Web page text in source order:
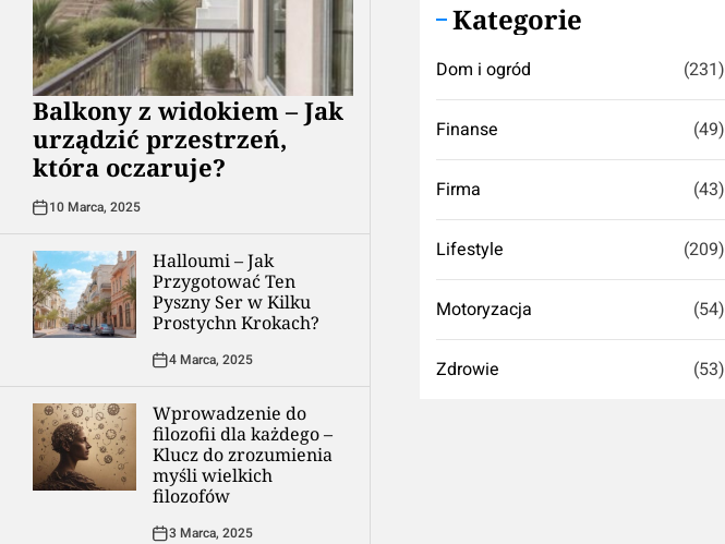
Balkony z widokiem – Jak
urządzić przestrzeń,
która oczaruje?
10 Marca, 2025
Halloumi – Jak
Przygotować Ten
Pyszny Ser w Kilku
Prostychn Krokach?
4 Marca, 2025
Wprowadzenie do
filozofii dla każdego –
Klucz do zrozumienia
myśli wielkich
filozofów
3 Marca, 2025
Kategorie
Dom i ogród (231)
Finanse (49)
Firma (43)
Lifestyle (209)
Motoryzacja (54)
Zdrowie (53)